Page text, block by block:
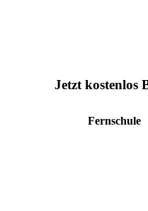
Jetzt kostenlos
Fernschule